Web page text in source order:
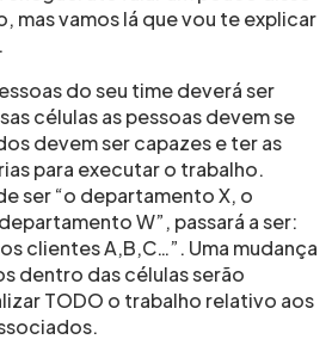
mas vamos lá que vou te explicar
do seu time deverá ser
células as pessoas devem se
devem ser capazes e ter as
para executar o trabalho.
ser “o departamento X, o
W”, passará a ser:
clientes A,B,C…”. Uma mudança
dentro das células serão
TODO o trabalho relativo aos